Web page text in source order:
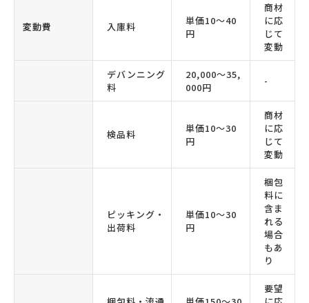
変動費 入庫料
単価10〜40
円
商材
に応
じて
変動
デバンニング
料
20,000〜35,
000円
-
検品料
単価10〜30
円
商材
に応
じて
変動
ピッキング・
出荷料
単価10〜30
円
梱包
料に
含ま
れる
場合
もあ
り
要望